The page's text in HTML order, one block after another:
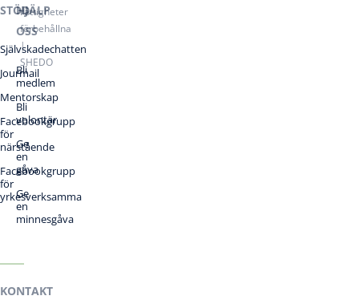
STÖD
Självskadechatten
Jourmail
Mentorskap
Facebookgrupp
för
närstående
Facebookgrupp
för
yrkesverksamma
HJÄLP
OSS
Bli
medlem
Bli
volontär
Ge
en
gåva
Ge
en
minnesgåva
KONTAKT
rättigheter
förbehållna
|
SHEDO